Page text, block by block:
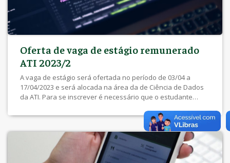
Oferta de vaga de estágio remunerado
ATI 2023/2
A vaga de estágio será ofertada no período de 03/04 a
17/04/2023 e será alocada na área da de Ciência de Dados
da ATI. Para se inscrever é necessário que o estudante
Estágio (Central de Estágio > Estudante > Cadastro do
Estudante/Atualização do Cadastro). Após […]